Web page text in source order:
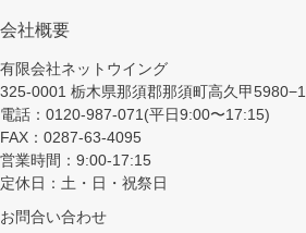
会社概要
有限会社ネットウイング
325-0001 栃木県那須郡那須町高久甲5980−1
電話：0120-987-071(平日9:00〜17:15)
FAX：0287-63-4095
営業時間：9:00-17:15
定休日：土・日・祝祭日
お問合い合わせ